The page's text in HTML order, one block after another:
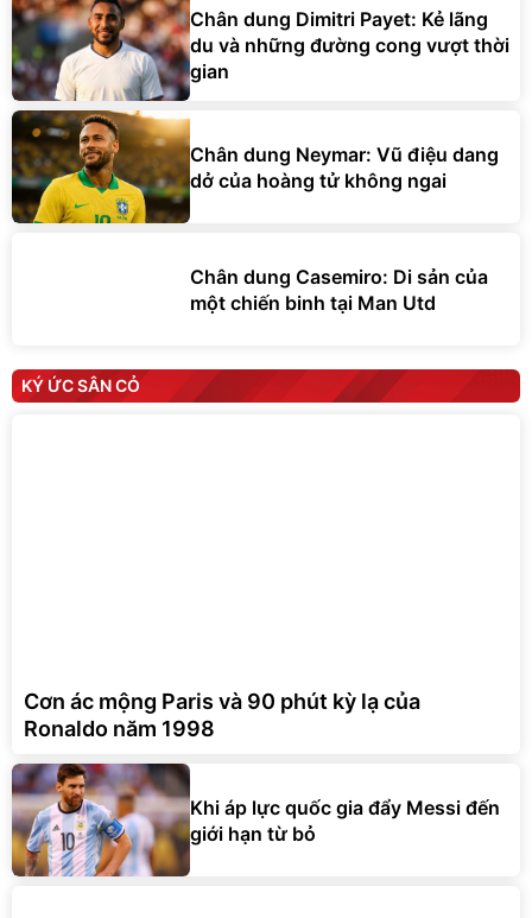
Chân dung Dimitri Payet: Kẻ lãng
du và những đường cong vượt thời
gian
Chân dung Neymar: Vũ điệu dang
dở của hoàng tử không ngai
Chân dung Casemiro: Di sản của
một chiến binh tại Man Utd
KÝ ỨC SÂN CỎ
Cơn ác mộng Paris và 90 phút kỳ lạ của
Ronaldo năm 1998
Khi áp lực quốc gia đẩy Messi đến
giới hạn từ bỏ